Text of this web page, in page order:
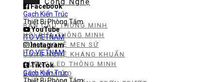
BÀN CẦU THÔNG MINH
VÒI RỬA THÔNG MINH
CÔNG NGHỆ MEN SỨ
CÔNG NGHỆ KHÁNG KHUẨN
GƯƠNG LED THÔNG MINH
BỒN TẮM ITO
Facebook
Gạch Kiến Trúc
Thiết Bị Phòng Tắm
YouTube
ITO VIETNAM
Instagram
ITO VIETNAM
TikTok
Gạch Kiến Trúc